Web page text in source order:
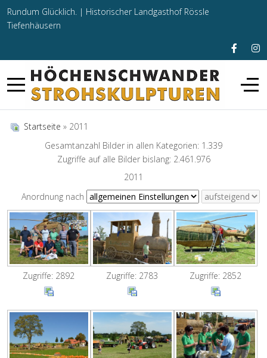
Rundum Glücklich. | Historischer Landgasthof Rössle
Tiefenhäusern
Startseite » 2011
Gesamtanzahl Bilder in allen Kategorien: 1.339
Zugriffe auf alle Bilder bislang: 2.461.976
2011
Anordnung nach
Zugriffe: 2892 Zugriffe: 2783 Zugriffe: 2852